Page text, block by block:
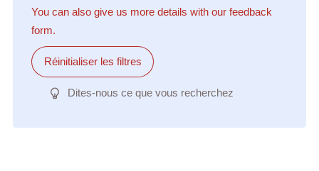
You can also give us more details with our feedback
form.
Réinitialiser les filtres
Dites-nous ce que vous recherchez